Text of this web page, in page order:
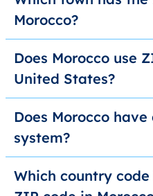
Morocco?
Does Morocco use
United States?
Does Morocco
system?
Which country